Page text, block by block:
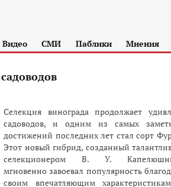
Видео СМИ Паблики Мнения
Селекция винограда продолжает
садоводов, и одним из самых
достижений последних лет стал сорт
Этот новый гибрид, созданный
селекционером В. У.
мгновенно завоевал популярность
своим впечатляющим